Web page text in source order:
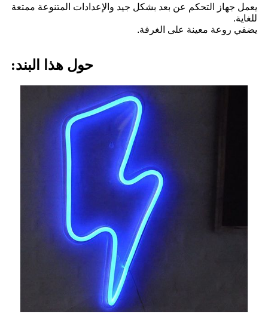
يعمل جهاز التحكم عن بعد بشكل جيد والإعدادات المتنوعة ممتعة
للغاية.
يضفي روعة معينة على الغرفة.
حول هذا البند: